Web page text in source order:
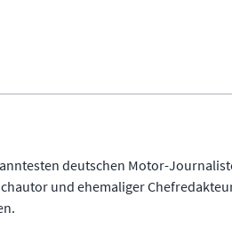
deutschen Motor-
und ehemaliger